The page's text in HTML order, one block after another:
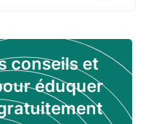
conseils et
éduquer